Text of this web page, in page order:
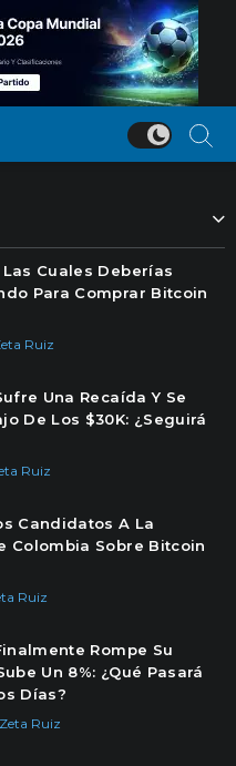
Cuales Deberías
Para Comprar Bitcoin
Ruiz
Una Recaída Y Se
De Los $30K: ¿Seguirá
Ruiz
Candidatos A La
Colombia Sobre Bitcoin
Ruiz
Rompe Su
Un 8%: ¿Qué Pasará
Días?
Zeta Ruiz